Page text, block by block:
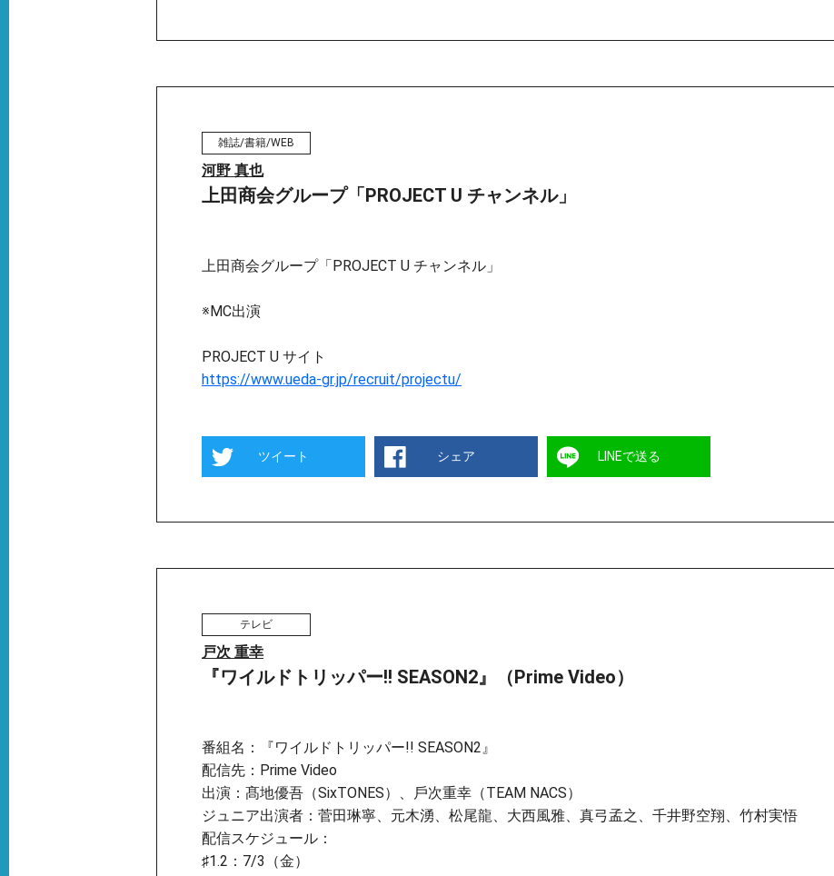
雑誌/書籍/WEB
河野 真也
上田商会グループ「PROJECT U チャンネル」
上田商会グループ「PROJECT U チャンネル」
※MC出演
PROJECT U サイト
https://www.ueda-gr.jp/recruit/projectu/
ツイート シェア LINEで送る
テレビ
戸次 重幸
『ワイルドトリッパー!! SEASON2』（Prime Video）
番組名：『ワイルドトリッパー!! SEASON2』
配信先：Prime Video
出演：髙地優吾（SixTONES）、⼾次重幸（TEAM NACS）
ジュニア出演者：菅⽥琳寧、元⽊湧、松尾⿓、⼤⻄⾵雅、真⼸孟之、千井野空翔、⽵村実悟
配信スケジュール：
♯1.2：7/3（金）